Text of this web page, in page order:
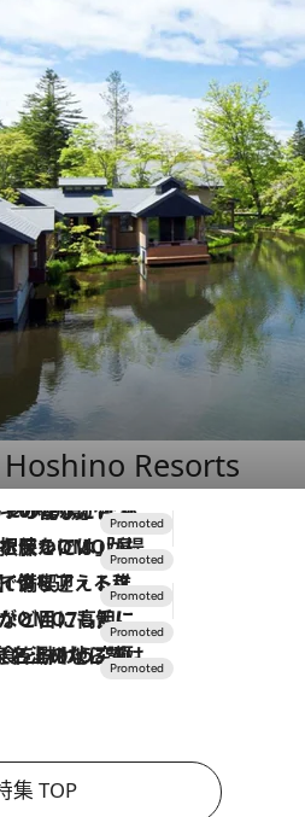
Resorts
は実家、夜は気兼ねなくホテルで！」
の郷土料理の手法で満喫！
集 TOP